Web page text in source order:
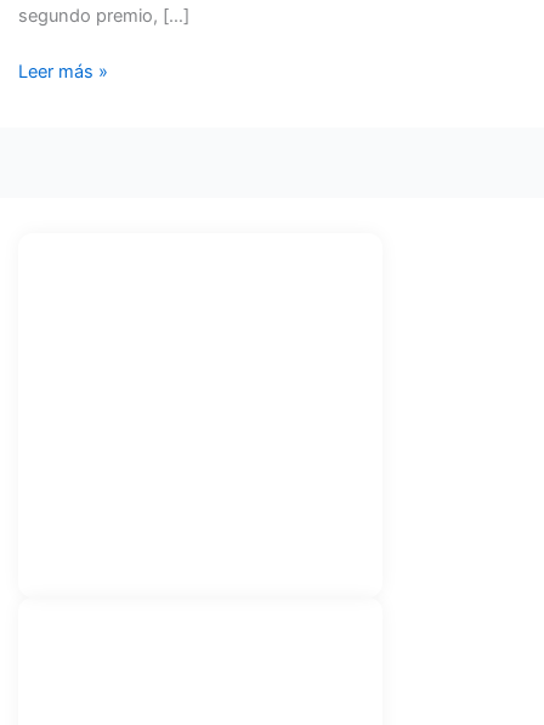
segundo premio, […]
Leer más »